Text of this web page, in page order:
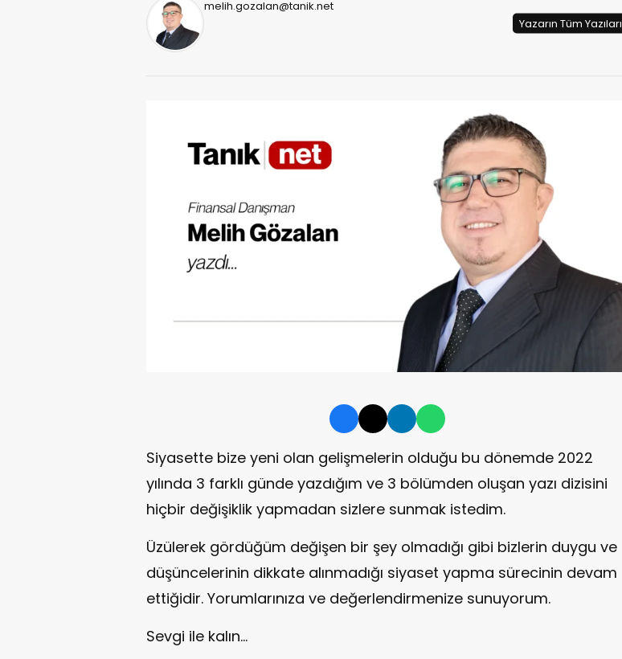
melih.gozalan@tanik.net
Yazarın Tüm Yazıları
Siyasette bize yeni olan gelişmelerin olduğu bu dönemde 2022
yılında 3 farklı günde yazdığım ve 3 bölümden oluşan yazı dizisini
hiçbir değişiklik yapmadan sizlere sunmak istedim.
Üzülerek gördüğüm değişen bir şey olmadığı gibi bizlerin duygu ve
düşüncelerinin dikkate alınmadığı siyaset yapma sürecinin devam
ettiğidir. Yorumlarınıza ve değerlendirmenize sunuyorum.
Sevgi ile kalın…